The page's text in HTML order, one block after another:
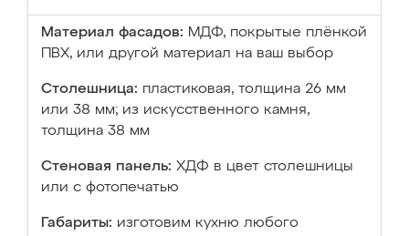
Материал фасадов: МДФ, покрытые плёнкой
ПВХ, или другой материал на ваш выбор
Столешница: пластиковая, толщина 26 мм
или 38 мм; из искусственного камня,
толщина 38 мм
Стеновая панель: ХДФ в цвет столешницы
или с фотопечатью
Габариты: изготовим кухню любого